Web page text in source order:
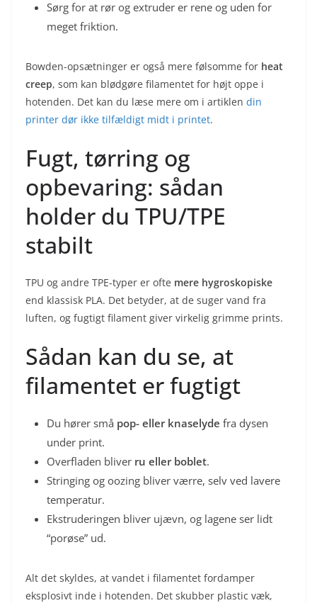
Sørg for at rør og extruder er rene og uden for
meget friktion.
Bowden-opsætninger er også mere følsomme for heat
creep, som kan blødgøre filamentet for højt oppe i
hotenden. Det kan du læse mere om i artiklen din
printer dør ikke tilfældigt midt i printet.
Fugt, tørring og
opbevaring: sådan
holder du TPU/TPE
stabilt
TPU og andre TPE-typer er ofte mere hygroskopiske
end klassisk PLA. Det betyder, at de suger vand fra
luften, og fugtigt filament giver virkelig grimme prints.
Sådan kan du se, at
filamentet er fugtigt
Du hører små pop- eller knaselyde fra dysen
under print.
Overfladen bliver ru eller boblet.
Stringing og oozing bliver værre, selv ved lavere
temperatur.
Ekstruderingen bliver ujævn, og lagene ser lidt
“porøse” ud.
Alt det skyldes, at vandet i filamentet fordamper
eksplosivt inde i hotenden. Det skubber plastic væk,